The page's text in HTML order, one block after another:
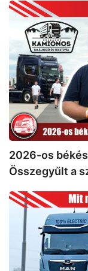
2026-
békéscsabai
Összegyűlt
a
szakma
2026-os
Összegyűlt a
MAN
eTGX
menetpróba